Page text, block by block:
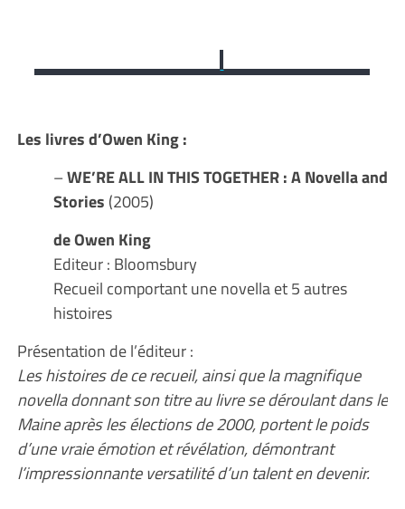
Les livres d’Owen King :
–WE’RE ALL IN THIS TOGETHER : A Novella and
Stories (2005)
de Owen King
Editeur : Bloomsbury
Recueil comportant une novella et 5 autres
histoires
Présentation de l’éditeur :
Les histoires de ce recueil, ainsi que la magnifique
novella donnant son titre au livre se déroulant dans le
Maine après les élections de 2000, portent le poids
d’une vraie émotion et révélation, démontrant
l’impressionnante versatilité d’un talent en devenir.